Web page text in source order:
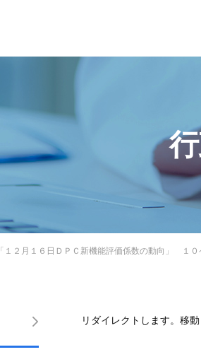
「１２月１６日ＤＰＣ新機能評価係数の動向」 １０
リダイレクトします。移